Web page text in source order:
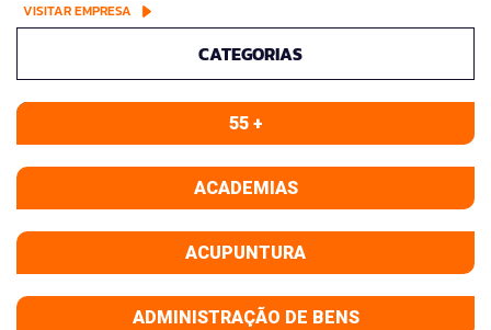
VISITAR EMPRESA
CATEGORIAS
55 +
ACADEMIAS
ACUPUNTURA
ADMINISTRAÇÃO DE BENS